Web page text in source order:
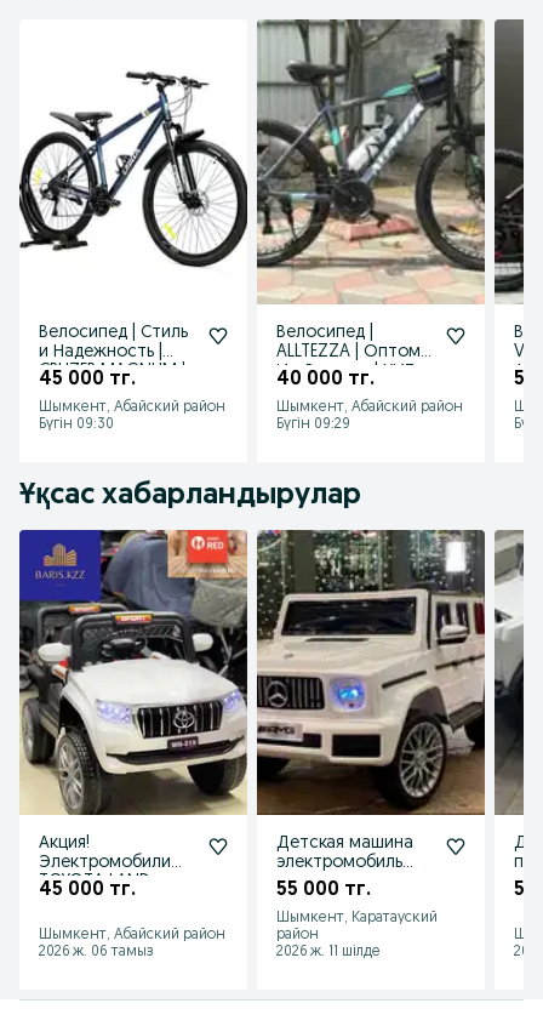
Велосипед | Стиль
и Надежность |
CRUZER MAGNUM |
45 000 тг.
Шымкент, Абайский район
Бүгін 09:30
Велосипед |
ALLTEZZA | Оптом
И в Розницу | ХИТ
40 000 тг.
Шымкент, Абайский район
Бүгін 09:29
55
Ұқсас хабарландырулар
Акция!
Электромобили
TOYOTA LAND
Кредит, Kaspi RED
45 000 тг.
Шымкент, Абайский район
2026 ж. 06 тамыз
Детская машина
электромобиль
геленваген
55 000 тг.
Шымкент, Каратауский
район
2026 ж. 11 шілде
57